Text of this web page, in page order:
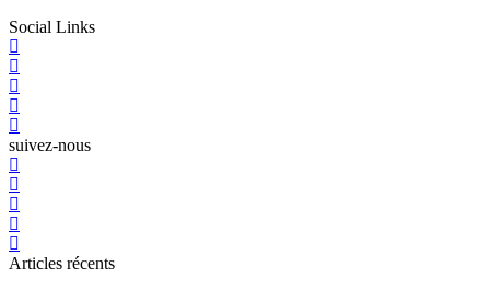
Social Links
suivez-nous
Articles récents